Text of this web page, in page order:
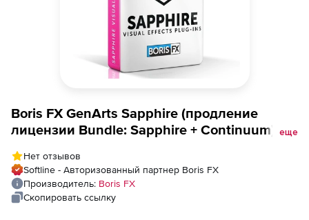
Boris FX GenArts Sapphire (продление
лицензии Bundle: Sapphire + Continuum),
еще
Нет отзывов
Softline - Авторизованный партнер Boris FX
Производитель: Boris FX
Скопировать ссылку